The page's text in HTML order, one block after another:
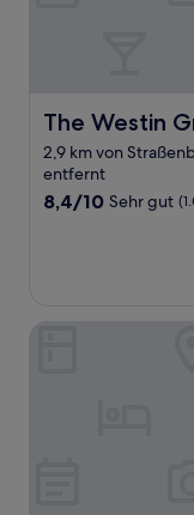
The Westin
The Westin
2,9 km von
entfernt
8.4
Bewertungen)
8,4/10 Sehr gut